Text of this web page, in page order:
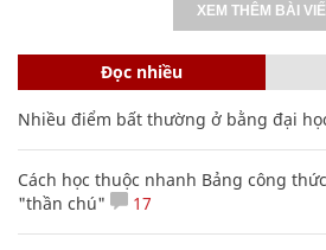
XEM THÊM BÀI
Đọc nhiều
Nhiều điểm bất thường ở bằng đại
Cách học thuộc nhanh Bảng công
"thần chú"
17